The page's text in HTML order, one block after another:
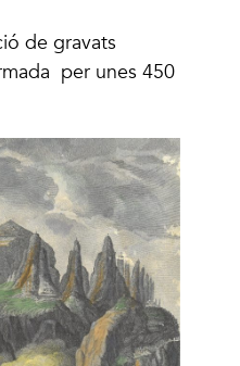
de gravats
per unes 450